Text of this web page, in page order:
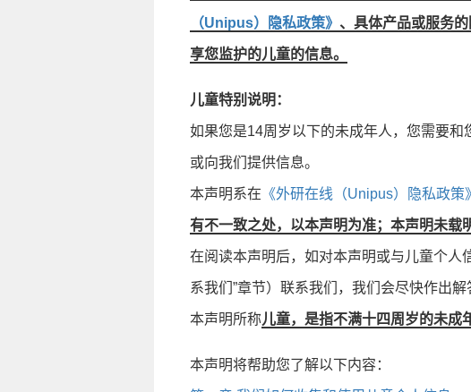
（Unipus）隐私政策》 、具体产品或服务
享您监护的儿童的信息。
儿童特别说明：
如果您是14周岁以下的未成年人，您需要
或向我们提供信息。
本声明系在 《外研在线（Unipus）隐私政策》
有不一致之处，以本声明为准；本声明未载
在阅读本声明后，如对本声明或与儿童个人
系我们”章节）联系我们，我们会尽快作出解
本声明所称儿童，是指不满十四周岁的未成
本声明将帮助您了解以下内容：